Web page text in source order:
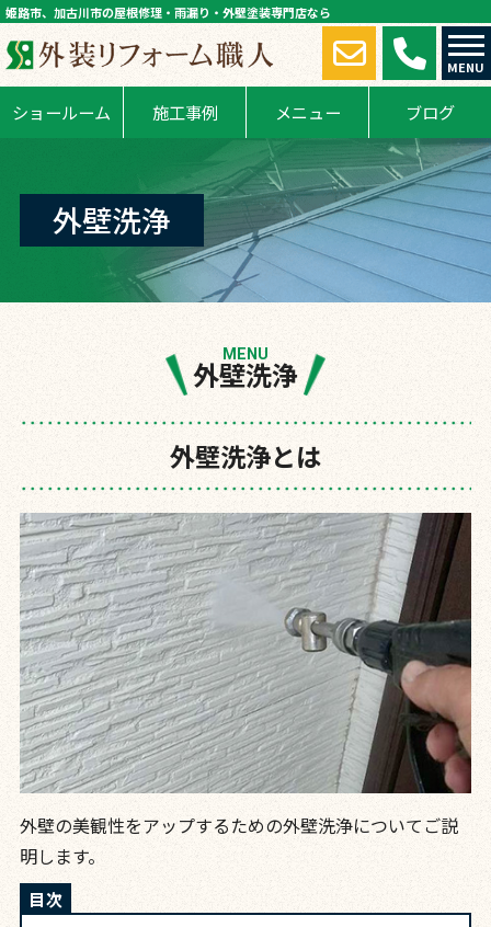
MENU
姫路市、加古川市の屋根修理・雨漏り・外壁塗装専門店なら
ショールーム 施工事例 メニュー ブログ
外壁洗浄
外壁洗浄
MENU
外壁洗浄とは
外壁の美観性をアップするための外壁洗浄についてご説
明します。